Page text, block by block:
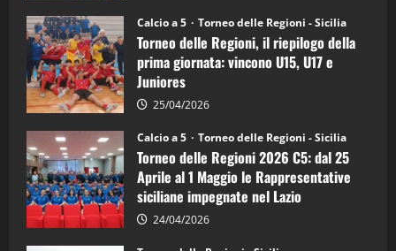
Juniores
è
vicecampione
d’Italia
Calcio a 5 Torneo delle Regioni - Sicilia
Torneo delle Regioni, il riepilogo della
prima giornata: vincono U15, U17 e
Juniores
25/04/2026
Calcio a 5 Torneo delle Regioni - Sicilia
Torneo delle Regioni 2026 C5: dal 25
Aprile al 1 Maggio le Rappresentative
siciliane impegnate nel Lazio
24/04/2026